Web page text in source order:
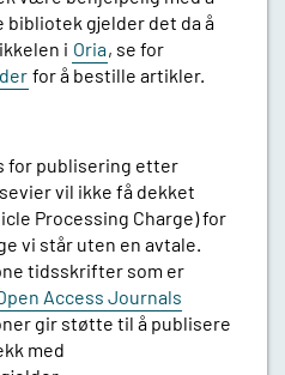
bibliotek gjelder det da å
i Oria, se for
for å bestille artikler.
for publisering etter
vil ikke få dekket
Processing Charge) for
vi står uten en avtale.
tidsskrifter som er
Access Journals
gir støtte til å publisere
med